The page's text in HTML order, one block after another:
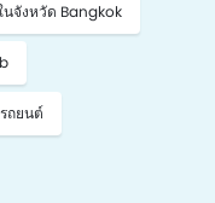
นจังหวัด Bangkok
ถยนต์